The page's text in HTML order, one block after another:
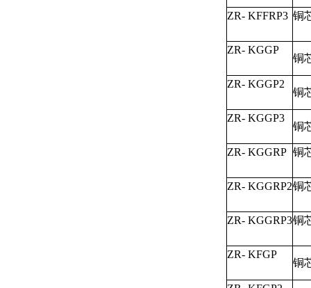
ZR- KFFRP3 铜
ZR- KGGP
铜
ZR- KGGP2
铜
ZR- KGGP3
铜
ZR- KGGRP 铜
ZR- KGGRP2铜
ZR- KGGRP3铜
ZR- KFGP
铜